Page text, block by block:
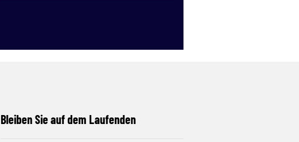
Bleiben Sie auf dem Laufenden